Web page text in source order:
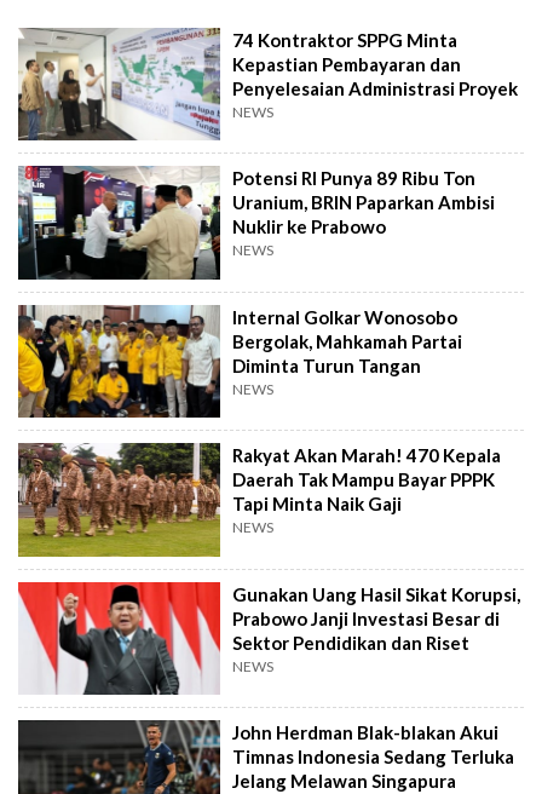
74 Kontraktor SPPG Minta
Kepastian Pembayaran dan
Penyelesaian Administrasi Proyek
NEWS
Potensi RI Punya 89 Ribu Ton
Uranium, BRIN Paparkan Ambisi
Nuklir ke Prabowo
NEWS
Internal Golkar Wonosobo
Bergolak, Mahkamah Partai
Diminta Turun Tangan
NEWS
Rakyat Akan Marah! 470 Kepala
Daerah Tak Mampu Bayar PPPK
Tapi Minta Naik Gaji
NEWS
Gunakan Uang Hasil Sikat Korupsi,
Prabowo Janji Investasi Besar di
Sektor Pendidikan dan Riset
NEWS
John Herdman Blak-blakan Akui
Timnas Indonesia Sedang Terluka
Jelang Melawan Singapura